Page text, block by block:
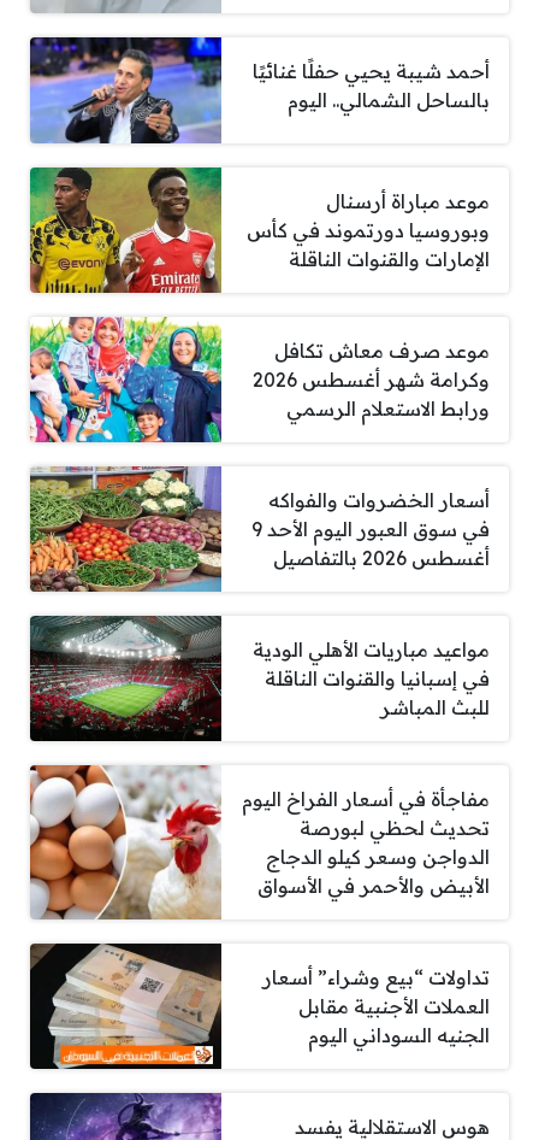
أحمد شيبة يحيي حفلًا غنائيًا
بالساحل الشمالي.. اليوم
موعد مباراة أرسنال
وبوروسيا دورتموند في كأس
الإمارات والقنوات الناقلة
موعد صرف معاش تكافل
وكرامة شهر أغسطس 2026
ورابط الاستعلام الرسمي
أسعار الخضروات والفواكه
في سوق العبور اليوم الأحد 9
أغسطس 2026 بالتفاصيل
مواعيد مباريات الأهلي الودية
في إسبانيا والقنوات الناقلة
للبث المباشر
مفاجأة في أسعار الفراخ اليوم
تحديث لحظي لبورصة
الدواجن وسعر كيلو الدجاج
الأبيض والأحمر في الأسواق
تداولات “بيع وشراء” أسعار
العملات الأجنبية مقابل
الجنيه السوداني اليوم
هوس الاستقلالية يفسد